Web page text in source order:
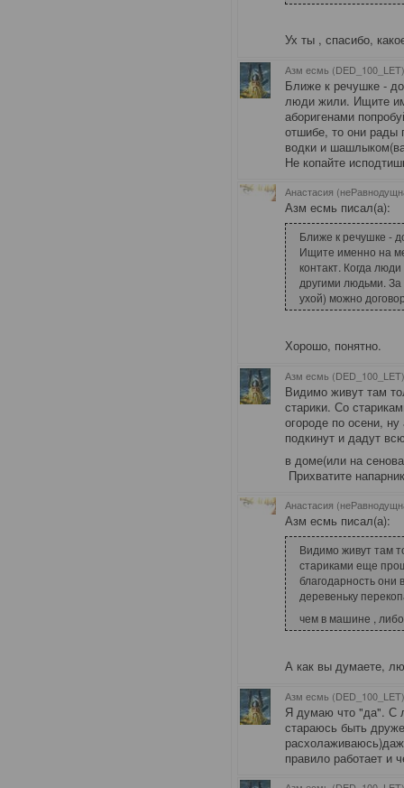
Ух ты , спасибо,
Азм есмь
Ближе к речушке -
люди жили. Ищите
аборигенами
отшибе, то они
водки и
Не копайте
Анастасия
Азм есмь писал(а):
Ближе к речушке -
Ищите именно на
контакт. Когда
другими людьми.
ухой) можно
Хорошо, понятно.
Азм есмь
Видимо живут там
старики. Со
огороде по осени,
подкинут и дадут
в доме(или на
Прихватите
Анастасия
Азм есмь писал(а):
Видимо живут там
стариками еще
благодарность они
деревеньку
чем в машине ,
А как вы думаете,
Азм есмь
Я думаю что "да". С
стараюсь быть
правило работает и